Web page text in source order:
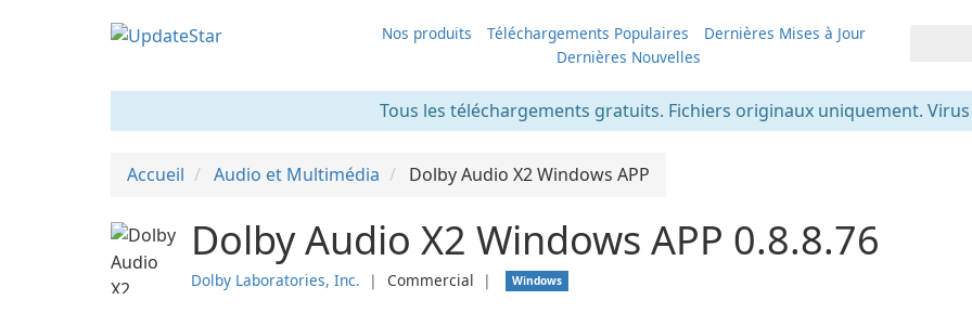
Nos produits Téléchargements Populaires
Dernières Mises à Jour
Dernières Nouvelles
Tous les téléchargements gratuits. Fichiers originaux uniquement.
Accueil Audio et Multimédia Dolby Audio X2 Windows APP
Dolby Audio X2 Windows APP 0.8.8.76
Dolby Laboratories, Inc. ❘ Commercial ❘ Windows